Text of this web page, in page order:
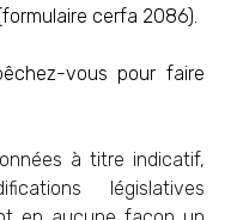
cerfa 2086).
vous pour faire
à titre indicatif,
législatives